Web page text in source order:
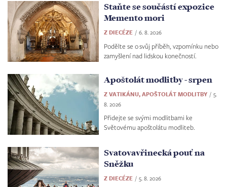
Staňte se součástí expozice
Memento mori
Z DIECÉZE 6. 8. 2026
Podělte se o svůj příběh, vzpomínku nebo
zamyšlení nad lidskou konečností.
Apoštolát modlitby - srpen
Z VATIKÁNU, APOŠTOLÁT MODLITBY
5.
8. 2026
Přidejte se svými modlitbami ke
Světovému apoštolátu modliteb.
Svatovavřinecká pouť na
Sněžku
Z DIECÉZE 5. 8. 2026